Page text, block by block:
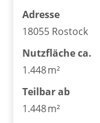
Adresse
18055 Rostock
Nutzfläche ca.
1.448 m²
Teilbar ab
1.448 m²